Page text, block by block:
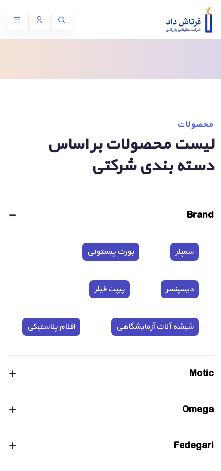
محصولات
لیست محصولات بر اساس
دسته بندی شرکتی
Brand
سمپلر بورت پیستونی
دیسپنسر پیپت فیلر
شیشه آلات آزمایشگاهی اقلام پلاستیکی
Motic
Omega
Fedegari